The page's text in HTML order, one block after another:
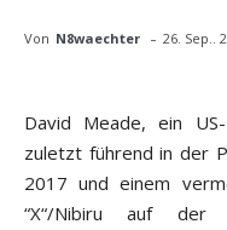
Von N8waechter - 26. Sep..
David Meade, ein
zuletzt führend in der
2017 und einem
“X“/Nibiru auf